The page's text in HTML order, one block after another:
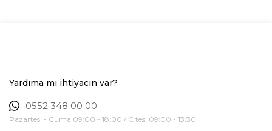
Yardıma mı ihtiyacın var?
0552 348 00 00
Pazartesi - Cuma 09:00 - 18:00 / C.tesi 09:00 - 13:30